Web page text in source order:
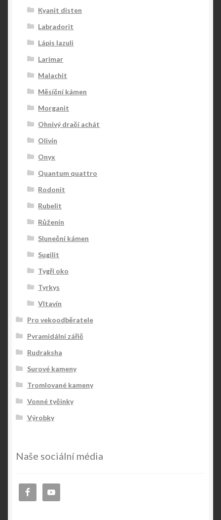
Kyanit disten
Labradorit
Lápis lazuli
Larimar
Malachit
Měsíční kámen
Morganit
Ohnivý dračí achát
Olivín
Onyx
Quantum quattro
Rodonit
Rubelit
Růženín
Sluneční kámen
Sugilit
Tygří oko
Tyrkys
Vltavín
Pro vekoodběratele
Pyramidální zářič
Rudraksha
Surové kameny
Tromlované kameny
Vonné tyčinky
Výrobky
Naše sociální média